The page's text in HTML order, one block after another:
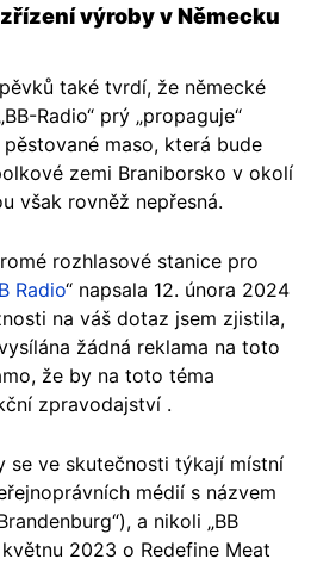
výroby v Německu
také tvrdí, že německé
Radio“ prý „propaguje“
maso, která bude
zemi Braniborsko v okolí
však rovněž nepřesná.
rozhlasové stanice pro
Radio“ napsala 12. února 2024
na váš dotaz jsem zjistila,
žádná reklama na toto
že by na toto téma
zpravodajství .
se ve skutečnosti týkají místní
médií s názvem
a nikoli „BB
květnu 2023 o Redefine Meat